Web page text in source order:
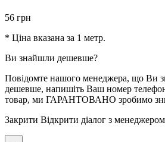
56 грн
* Ціна вказана за 1 метр.
Ви знайшли дешевше?
Повідомте нашого менеджера, що Ви
дешевше, напишіть Ваш номер
товар, ми ГАРАНТОВАНО зробимо
Закрити Відкрити діалог з менеджером